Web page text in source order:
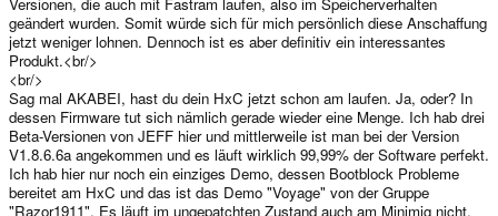
geändert wurden. Somit würde sich für mich persönlich diese Anschaffung
jetzt weniger lohnen. Dennoch ist es aber definitiv ein interessantes
Produkt.<br/>
<br/>
Sag mal AKABEI, hast du dein HxC jetzt schon am laufen. Ja, oder? In
dessen Firmware tut sich nämlich gerade wieder eine Menge. Ich hab drei
Beta-Versionen von JEFF hier und mittlerweile ist man bei der Version
V1.8.6.6a angekommen und es läuft wirklich 99,99% der Software perfekt.
Ich hab hier nur noch ein einziges Demo, dessen Bootblock Probleme
bereitet am HxC und das ist das Demo "Voyage" von der Gruppe
"Razor1911". Es läuft im ungepatchten Zustand auch am Minimig nicht,